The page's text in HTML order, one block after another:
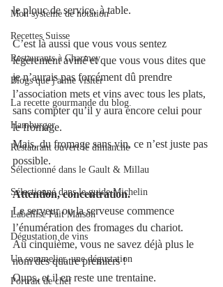
Mon système de notation
Recettes Suisse
Restaurants à Charmey
Blogs que j'aime visiter
La recette gourmande du blog.
Hamburger
Restaurant ouvert le dimanche
Sélectionné dans le Gault & Millau
Sélectionné dans le guide Michelin
Labellisé Fait Maison
Dégustation de vins
Un sommelier, une dégustation
Portrait de chef
le plouc de service, à table.
C’est là aussi que vous vous sentez
légèrement aviné et que vous vous dites que
je n’aurais pas forcément dû prendre
l’association mets et vins avec tous les plats,
sans compter qu’il y aura encore celui pour
le fromage.
Mais, du fromage sans vin, ce n’est juste pas
possible.
Attention, concentration.
Le serveur ou la serveuse commence
l’énumération des fromages du chariot.
Au cinquième, vous ne savez déjà plus le
nom des quatre premiers !
Oups, et il en reste une trentaine.